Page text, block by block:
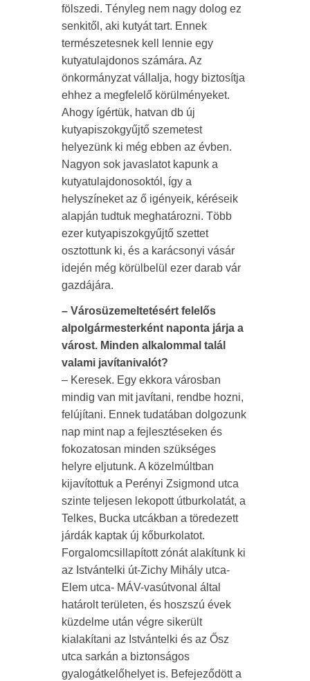
fölszedi. Tényleg nem nagy dolog ez
senkitől, aki kutyát tart. Ennek
természetesnek kell lennie egy
kutyatulajdonos számára. Az
önkormányzat vállalja, hogy biztosítja
ehhez a megfelelő körülményeket.
Ahogy ígértük, hatvan db új
kutyapiszokgyűjtő szemetest
helyezünk ki még ebben az évben.
Nagyon sok javaslatot kapunk a
kutyatulajdonosoktól, így a
helyszíneket az ő igényeik, kéréseik
alapján tudtuk meghatározni. Több
ezer kutyapiszokgyűjtő szettet
osztottunk ki, és a karácsonyi vásár
idején még körülbelül ezer darab vár
gazdájára.
– Városüzemeltetésért felelős
alpolgármesterként naponta járja a
várost. Minden alkalommal talál
valami javítanivalót?
– Keresek. Egy ekkora városban
mindig van mit javítani, rendbe hozni,
felújítani. Ennek tudatában dolgozunk
nap mint nap a fejlesztéseken és
fokozatosan minden szükséges
helyre eljutunk. A közelmúltban
kijavítottuk a Perényi Zsigmond utca
szinte teljesen lekopott útburkolatát, a
Telkes, Bucka utcákban a töredezett
járdák kaptak új kőburkolatot.
Forgalomcsillapított zónát alakítunk ki
az Istvántelki út-Zichy Mihály utca-
Elem utca- MÁV-vasútvonal által
határolt területen, és hoszszú évek
küzdelme után végre sikerült
kialakítani az Istvántelki és az Ősz
utca sarkán a biztonságos
gyalogátkelőhelyet is. Befejeződött a